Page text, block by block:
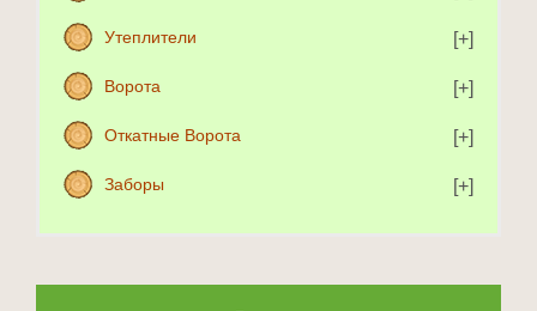
Утеплители
Ворота
Откатные Ворота
Заборы